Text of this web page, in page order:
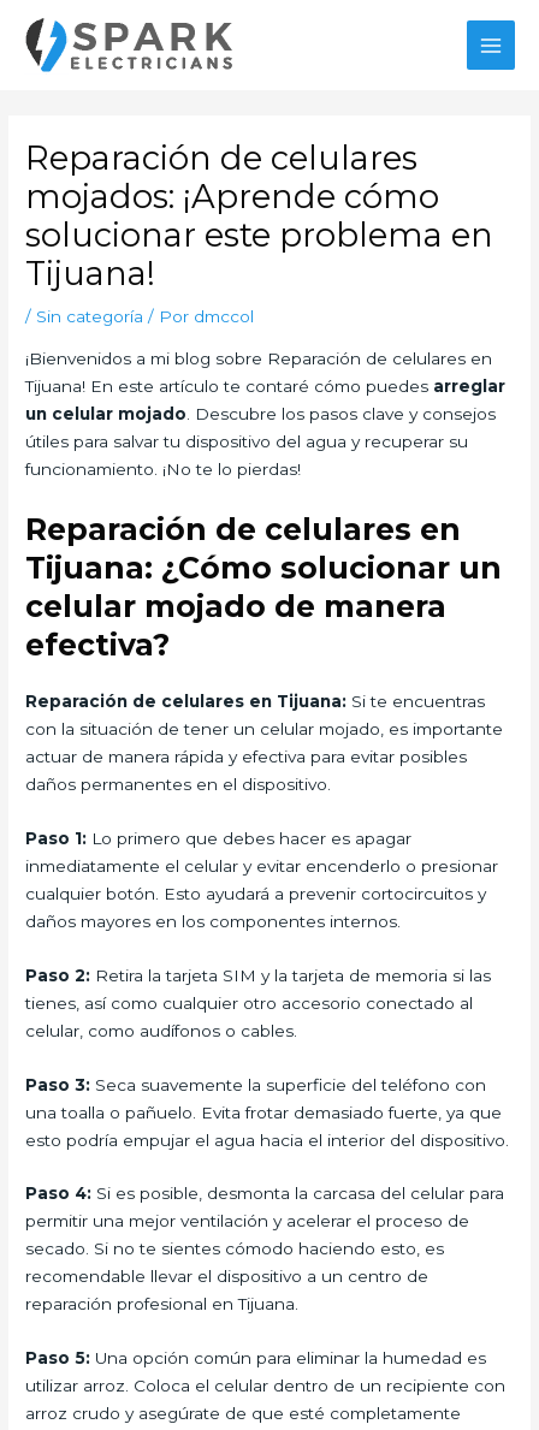
contenido
Reparación de celulares
mojados: ¡Aprende cómo
solucionar este problema en
Tijuana!
/ Sin categoría / Por dmccol
¡Bienvenidos a mi blog sobre Reparación de celulares en
Tijuana! En este artículo te contaré cómo puedes arreglar
un celular mojado . Descubre los pasos clave y consejos
útiles para salvar tu dispositivo del agua y recuperar su
funcionamiento. ¡No te lo pierdas!
Reparación de celulares en
Tijuana: ¿Cómo solucionar un
celular mojado de manera
efectiva?
Reparación de celulares en Tijuana: Si te encuentras
con la situación de tener un celular mojado, es importante
actuar de manera rápida y efectiva para evitar posibles
daños permanentes en el dispositivo.
Paso 1: Lo primero que debes hacer es apagar
inmediatamente el celular y evitar encenderlo o presionar
cualquier botón. Esto ayudará a prevenir cortocircuitos y
daños mayores en los componentes internos.
Paso 2: Retira la tarjeta SIM y la tarjeta de memoria si las
tienes, así como cualquier otro accesorio conectado al
celular, como audífonos o cables.
Paso 3: Seca suavemente la superficie del teléfono con
una toalla o pañuelo. Evita frotar demasiado fuerte, ya que
esto podría empujar el agua hacia el interior del dispositivo.
Paso 4: Si es posible, desmonta la carcasa del celular para
permitir una mejor ventilación y acelerar el proceso de
secado. Si no te sientes cómodo haciendo esto, es
recomendable llevar el dispositivo a un centro de
reparación profesional en Tijuana.
Paso 5: Una opción común para eliminar la humedad es
utilizar arroz. Coloca el celular dentro de un recipiente con
arroz crudo y asegúrate de que esté completamente
entradas